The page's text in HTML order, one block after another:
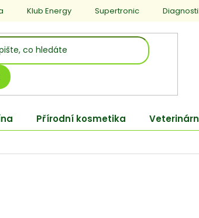
Klub Energy Supertronic
Přírodní kosmetika